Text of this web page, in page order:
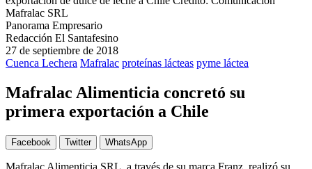
Mafralac SRL
Panorama Empresario
Redacción El Santafesino
27 de septiembre de 2018
Cuenca Lechera Mafralac proteínas lácteas pyme láctea
Mafralac Alimenticia concretó su
primera exportación a Chile
Facebook Twitter WhatsApp
Mafralac Alimenticia SRL, a través de su marca Franz, realizó su